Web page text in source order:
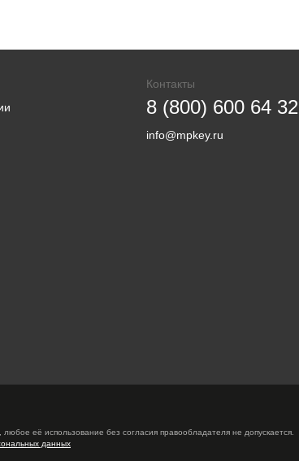
Контакты
8 (800) 600 64 32
info@mpkey.ru
её использование без согласия правообладателя не допускается.
данных